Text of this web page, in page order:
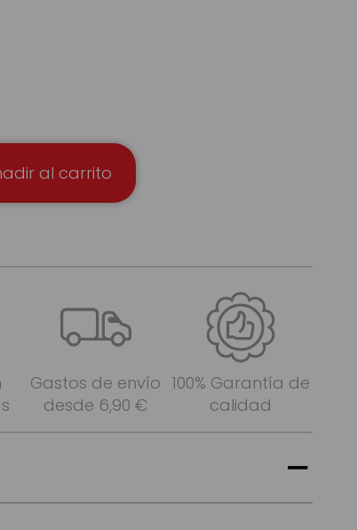
al carrito
Gastos de envío
desde 6,90 €
100% Garantía de
calidad